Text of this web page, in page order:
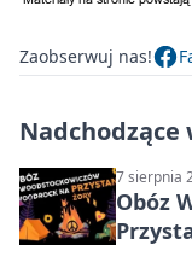
Zaobserwuj nas!
Nadchodzące
7 sierpnia
Obóz